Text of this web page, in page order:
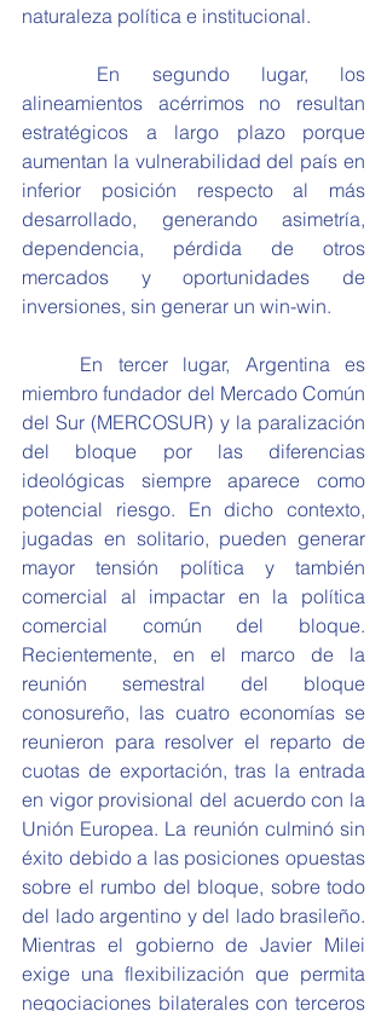
naturaleza política e institucional.
alineamientos acérrimos no resultan
estratégicos a largo plazo porque
aumentan la vulnerabilidad del país en
inferior posición respecto al más
desarrollado, generando asimetría,
dependencia, pérdida de otros
mercados y oportunidades de
inversiones, sin generar un win-win.
miembro fundador del Mercado Común
del Sur (MERCOSUR) y la paralización
del bloque por las diferencias
ideológicas siempre aparece como
potencial riesgo. En dicho contexto,
jugadas en solitario, pueden generar
mayor tensión política y también
comercial al impactar en la política
comercial común del bloque.
Recientemente, en el marco de la
reunión semestral del bloque
conosureño, las cuatro economías se
reunieron para resolver el reparto de
cuotas de exportación, tras la entrada
en vigor provisional del acuerdo con la
Unión Europea. La reunión culminó sin
éxito debido a las posiciones opuestas
sobre el rumbo del bloque, sobre todo
del lado argentino y del lado brasileño.
Mientras el gobierno de Javier Milei
exige una flexibilización que permita
negociaciones bilaterales con terceros